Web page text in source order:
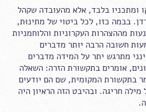
ומתכניו בלבד, אלא מהעובדה שקהל
בבמה כזו, לכל ביטוי של מתינוּת,
מההצהרות העקרוניות והלוחמניות
חשובה הרבה יותר מדברים
מתרגש יתר על המידה מדברים
אומרים בתקשורת הזרה: השאלה
בתקשורת המקומית, שם הם יודעים
חריגה. ובהיבט הזה הראיון היה